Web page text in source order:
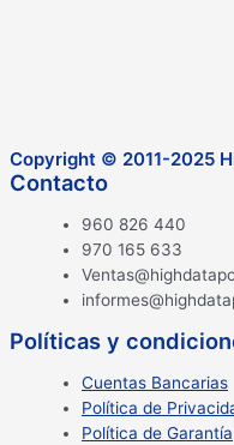
Copyright © 2011-2025
Contacto
960 826 440
970 165 633
Políticas y
Cuentas Bancarias
Política de
Política de Garantía